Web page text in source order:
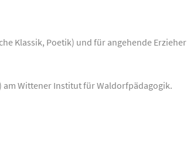
Klassik, Poetik) und für angehende Erzieher
am Wittener Institut für Waldorfpädagogik.